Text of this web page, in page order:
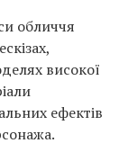
обличчя
високої
ефектів